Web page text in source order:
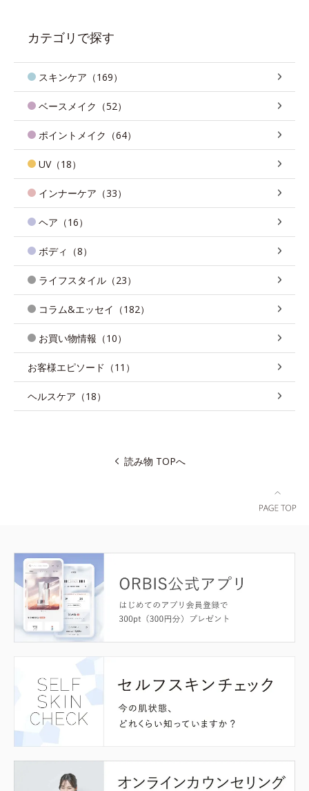
カテゴリで探す
スキンケア（169）
ベースメイク（52）
ポイントメイク（64）
UV（18）
インナーケア（33）
ヘア（16）
ボディ（8）
ライフスタイル（23）
コラム&エッセイ（182）
お買い物情報（10）
お客様エピソード（11）
ヘルスケア（18）
読み物 TOPへ